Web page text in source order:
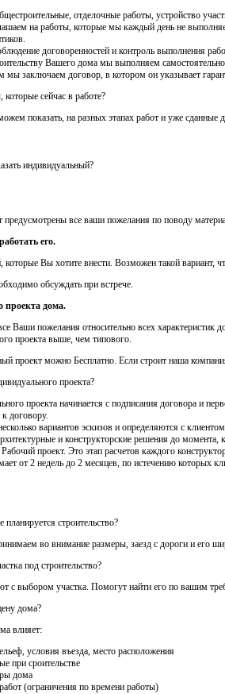
отделочные работы, устройство
на работы, которые мы каждый день не
договоренностей и контроль выполнения
Вашего дома мы выполняем
заключаем договор, в котором он указывает
сейчас в работе?
показать, на разных этапах работ и уже сданные
индивидуальный?
все ваши пожелания по поводу
его.
которые Вы хотите внести. Возможен такой вариант,
обсуждать при встрече.
проекта дома.
Ваши пожелания относительно всех характеристик
проекта выше, чем типового.
проект можно Бесплатно. Если строит наша
проекта?
проекта начинается с подписания договора и
договору.
вариантов эскизов и определяются с
и конструкторские решения до момента,
проект. Это этап расчетов каждого
от 2 недель до 2 месяцев, по истечению
строительство?
во внимание размеры, заезд с дороги и его
под строительство?
с выбором участка. Помогут найти его по вашим
дома?
влияет:
условия въезда, место расположения
при сроительстве
дома
(ограничения по времени работы)